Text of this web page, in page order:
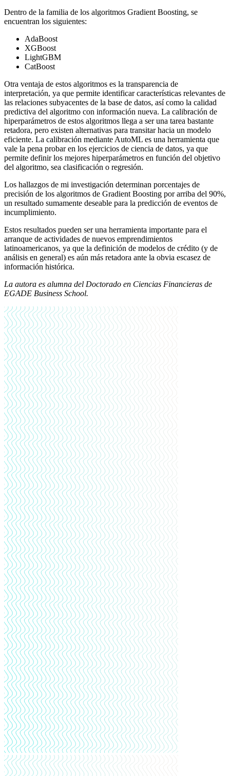
Dentro de la familia de los algoritmos Gradient Boosting, se
encuentran los siguientes:
AdaBoost
XGBoost
LightGBM
CatBoost
Otra ventaja de estos algoritmos es la transparencia de
interpretación, ya que permite identificar características relevantes de
las relaciones subyacentes de la base de datos, así como la calidad
predictiva del algoritmo con información nueva. La calibración de
hiperparámetros de estos algoritmos llega a ser una tarea bastante
retadora, pero existen alternativas para transitar hacia un modelo
eficiente. La calibración mediante AutoML es una herramienta que
vale la pena probar en los ejercicios de ciencia de datos, ya que
permite definir los mejores hiperparámetros en función del objetivo
del algoritmo, sea clasificación o regresión.
Los hallazgos de mi investigación determinan porcentajes de
precisión de los algoritmos de Gradient Boosting por arriba del 90%,
un resultado sumamente deseable para la predicción de eventos de
incumplimiento.
Estos resultados pueden ser una herramienta importante para el
arranque de actividades de nuevos emprendimientos
latinoamericanos, ya que la definición de modelos de crédito (y de
análisis en general) es aún más retadora ante la obvia escasez de
información histórica.
La autora es alumna del Doctorado en Ciencias Financieras de
EGADE Business School.